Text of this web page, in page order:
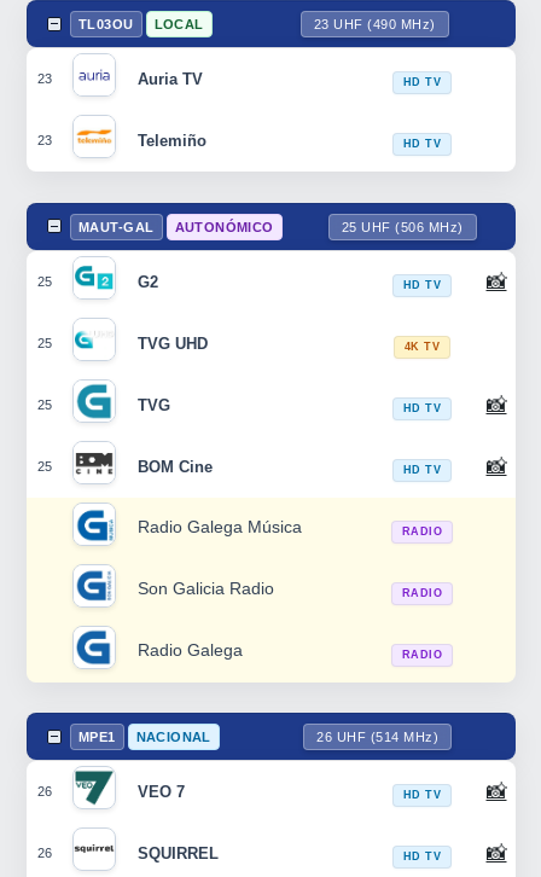
TL03OU LOCAL 23 UHF (490 MHz)
23 Auria TV HD TV
23 Telemiño HD TV
MAUT-GAL AUTONÓMICO 25 UHF (506 MHz)
25 G2 HD TV 📸
25 TVG UHD 4K TV
25 TVG HD TV 📸
25 BOM Cine HD TV 📸
Radio Galega Música RADIO
Son Galicia Radio RADIO
Radio Galega RADIO
MPE1 NACIONAL 26 UHF (514 MHz)
26 VEO 7 HD TV 📸
26 SQUIRREL HD TV 📸